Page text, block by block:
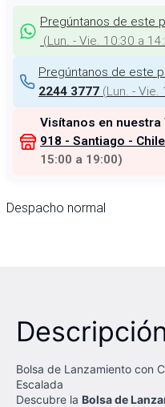
Pregúntanos de este
(Lun. - Vie. 10:30 a
Pregúntanos de este
2244 3777 (Lun. -
Visítanos en nuestra
918 - Santiago - Chile
15:00 a 19:00)
Despacho normal
Bolsa de Lanzamiento con
Escalada
Descubre la Bolsa de